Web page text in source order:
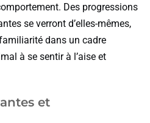
Des progressions
se verront d’elles-mêmes,
dans un cadre
à se sentir à l’aise et
et